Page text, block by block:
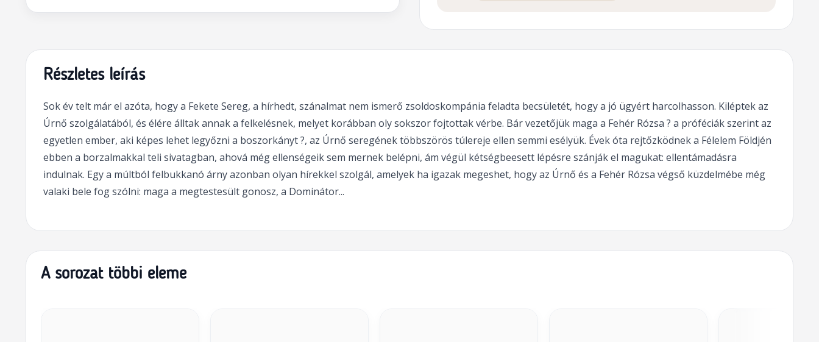
Részletes leírás
Sok év telt már el azóta, hogy a Fekete Sereg, a hírhedt, szánalmat nem ismerő zsoldoskompánia feladta becsületét, hogy a jó ügyért harcolhasson. Kiléptek az
Úrnő szolgálatából, és élére álltak annak a felkelésnek, melyet korábban oly sokszor fojtottak vérbe. Bár vezetőjük maga a Fehér Rózsa ? a próféciák szerint az
egyetlen ember, aki képes lehet legyőzni a boszorkányt ?, az Úrnő seregének többszörös túlereje ellen semmi esélyük. Évek óta rejtőzködnek a Félelem Földjén
ebben a borzalmakkal teli sivatagban, ahová még ellenségeik sem mernek belépni, ám végül kétségbeesett lépésre szánják el magukat: ellentámadásra
indulnak. Egy a múltból felbukkanó árny azonban olyan hírekkel szolgál, amelyek ha igazak megeshet, hogy az Úrnő és a Fehér Rózsa végső küzdelmébe még
valaki bele fog szólni: maga a megtestesült gonosz, a Dominátor...
A sorozat többi eleme